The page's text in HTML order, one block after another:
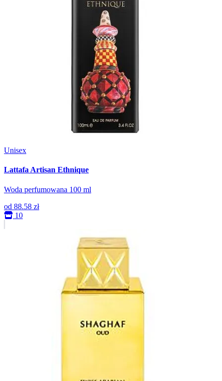
Unisex
Lattafa Artisan Ethnique
Woda perfumowana 100 ml
od 88.58 zł
10